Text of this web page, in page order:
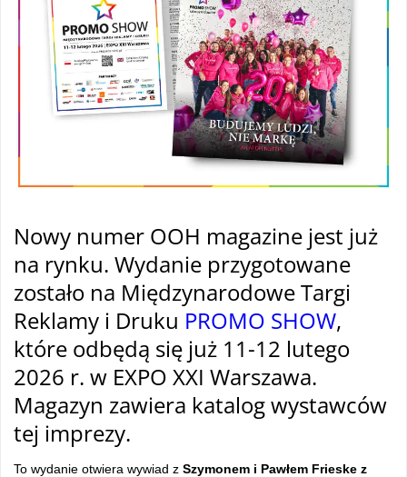
Nowy numer OOH magazine jest już
na rynku. Wydanie przygotowane
zostało na Międzynarodowe Targi
Reklamy i Druku PROMO SHOW,
które odbędą się już 11-12 lutego
2026 r. w EXPO XXI Warszawa.
Magazyn zawiera katalog wystawców
tej imprezy.
To wydanie otwiera wywiad z Szymonem i Pawłem Frieske z